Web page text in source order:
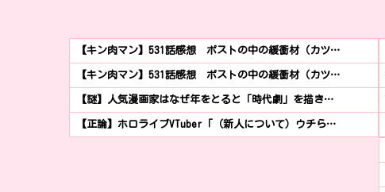
【キン肉マン】531話感想 ポストの中の緩衝材（カツ…
【キン肉マン】531話感想 ポストの中の緩衝材（カツ…
【謎】人気漫画家はなぜ年をとると「時代劇」を描き…
【正論】ホロライブVTuber「（新人について）ウチら…